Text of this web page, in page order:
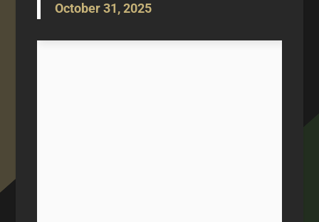
October 31, 2025